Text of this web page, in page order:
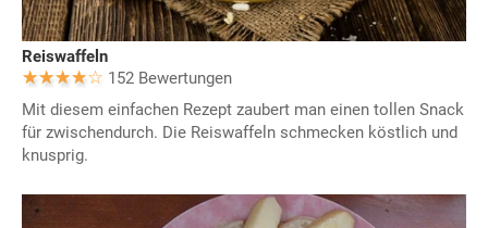
Reiswaffeln
152 Bewertungen
Mit diesem einfachen Rezept zaubert man einen tollen Snack
für zwischendurch. Die Reiswaffeln schmecken köstlich und
knusprig.